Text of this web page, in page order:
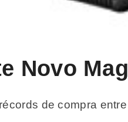
Novo
de compra